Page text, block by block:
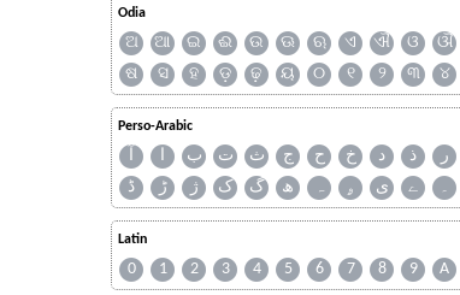
Odia
ଅ ଆ ଇ ଈ ଉ ଊ ଋ ଏ ଐ ଓ ଔ
ଷ
ସ ହ ଡ଼ ଢ଼ ୟ ୦ ୧ ୨ ୩ ୪
Perso-Arabic
آ ا ب ت ث ج ح خ د ذ ر
ڈ
ڑ ژ ک گ ھ ہ ۄ ی ے ۔
Latin
0 1 2 3 4 5 6 7 8 9 A